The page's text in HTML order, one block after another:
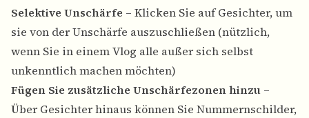
Selektive Unschärfe – Klicken Sie auf Gesichter, um
sie von der Unschärfe auszuschließen (nützlich,
wenn Sie in einem Vlog alle außer sich selbst
unkenntlich machen möchten)
Fügen Sie zusätzliche Unschärfezonen hinzu –
Über Gesichter hinaus können Sie Nummernschilder,